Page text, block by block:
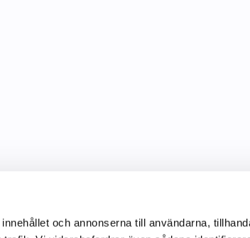
och annonserna till användarna,
Information